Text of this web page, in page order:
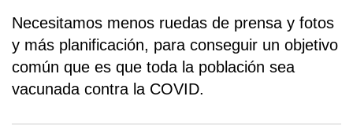
Necesitamos menos ruedas de prensa y fotos
y más planificación, para conseguir un objetivo
común que es que toda la población sea
vacunada contra la COVID.